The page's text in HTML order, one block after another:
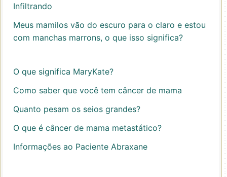
Infiltrando
Meus mamilos vão do escuro para o claro e estou
com manchas marrons, o que isso significa?
O que significa MaryKate?
Como saber que você tem câncer de mama
Quanto pesam os seios grandes?
O que é câncer de mama metastático?
Informações ao Paciente Abraxane